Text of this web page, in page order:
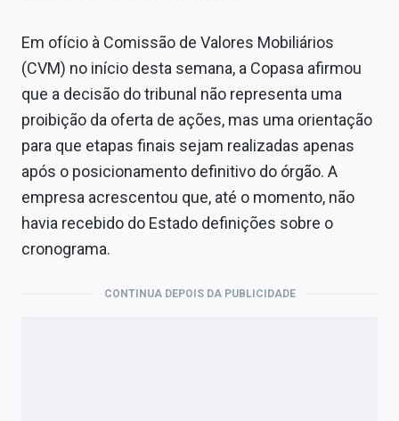
Em ofício à Comissão de Valores Mobiliários
(CVM) no início desta semana, a Copasa afirmou
que a decisão do tribunal não representa uma
proibição da oferta de ações, mas uma orientação
para que etapas finais sejam realizadas apenas
após o posicionamento definitivo do órgão. A
empresa acrescentou que, até o momento, não
havia recebido do Estado definições sobre o
cronograma.
CONTINUA DEPOIS DA PUBLICIDADE